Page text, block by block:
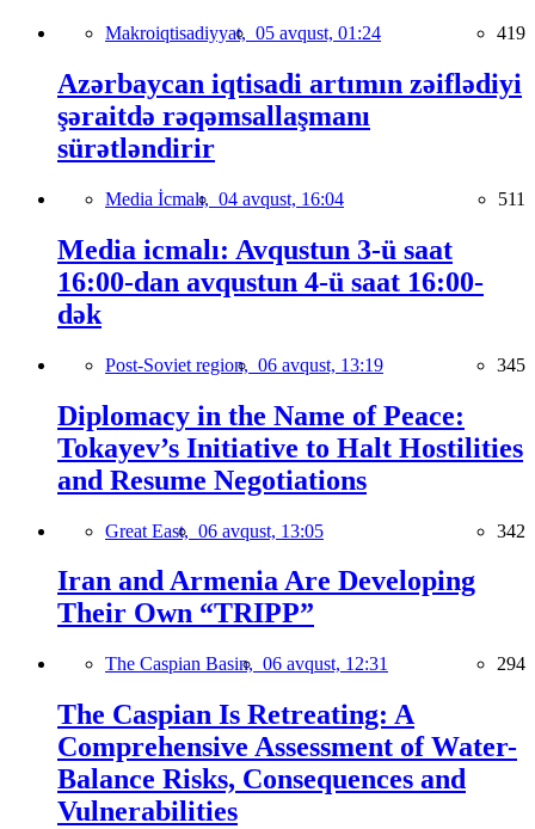
Makroiqtisadiyyat, 05 avqust, 01:24 419
Azərbaycan iqtisadi artımın zəiflədiyi
şəraitdə rəqəmsallaşmanı
sürətləndirir
Media İcmalı, 04 avqust, 16:04 511
Media icmalı: Avqustun 3-ü saat
16:00-dan avqustun 4-ü saat 16:00-
dək
Post-Soviet region, 06 avqust, 13:19 345
Diplomacy in the Name of Peace:
Tokayev’s Initiative to Halt Hostilities
and Resume Negotiations
Great East, 06 avqust, 13:05 342
Iran and Armenia Are Developing
Their Own “TRIPP”
The Caspian Basin, 06 avqust, 12:31 294
The Caspian Is Retreating: A
Comprehensive Assessment of Water-
Balance Risks, Consequences and
Vulnerabilities